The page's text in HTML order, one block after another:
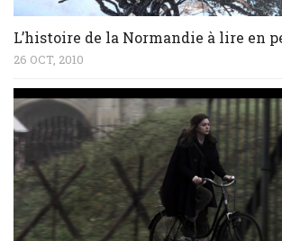
L’histoire de la Normandie à lire en
26 OCT, 2010